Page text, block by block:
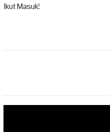
Ikut Masuk!